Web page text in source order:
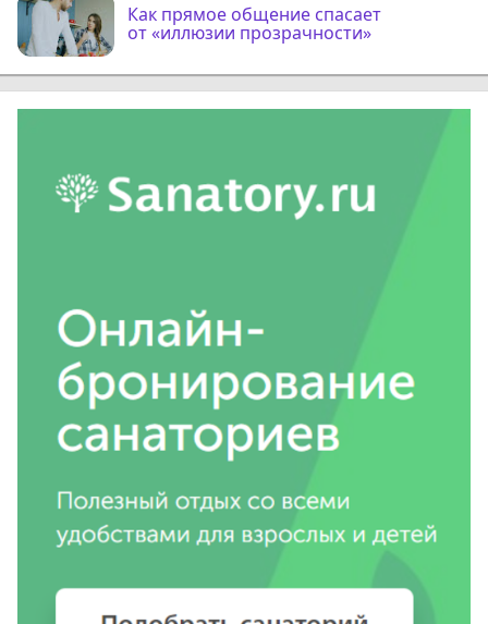
Как прямое общение спасает
от «иллюзии прозрачности»